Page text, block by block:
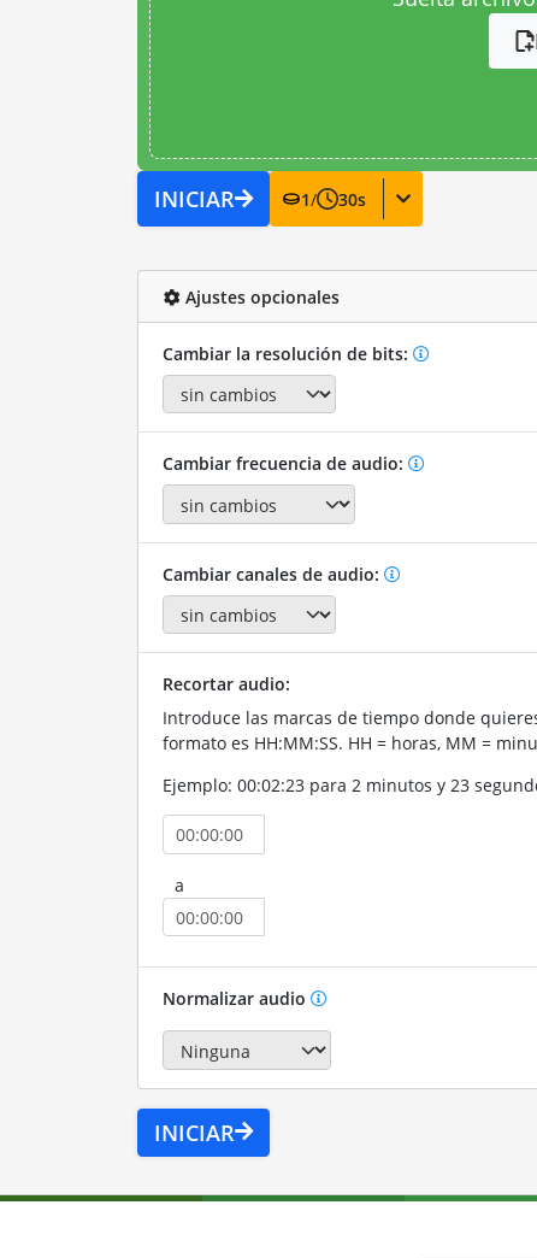
INICIAR 1/ 30s
Ajustes opcionales
Cambiar la resolución de bits:
Cambiar frecuencia de audio:
Cambiar canales de audio:
Recortar audio:
Introduce las marcas de tiempo donde
formato es HH:MM:SS. HH = horas, MM =
Ejemplo: 00:02:23 para 2 minutos y 23
a
Normalizar audio
INICIAR